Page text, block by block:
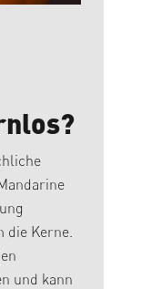
die Kerne.
und kann